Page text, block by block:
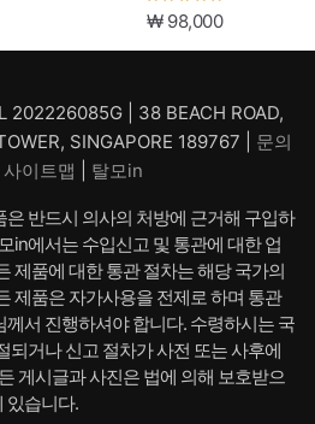
₩98,000
202226085G | 38 BEACH ROAD,
SINGAPORE 189767 | 문의
사이트맵 탈모in
반드시 의사의 처방에 근거해 구입하
in에서는 수입신고 및 통관에 대한 업
제품에 대한 통관 절차는 해당 국가의
제품은 자가사용을 전제로 하며 통관
서 진행하셔야 합니다. 수령하시는 국
되거나 신고 절차가 사전 또는 사후에
게시글과 사진은 법에 의해 보호받으
있습니다.